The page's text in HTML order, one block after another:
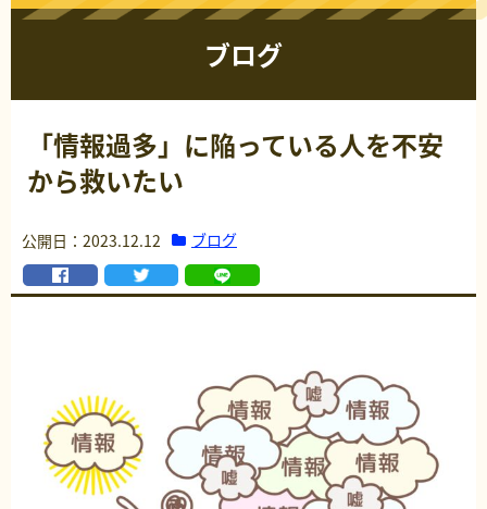
ブログ
「情報過多」に陥っている人を不安
から救いたい
公開日：2023.12.12 ブログ